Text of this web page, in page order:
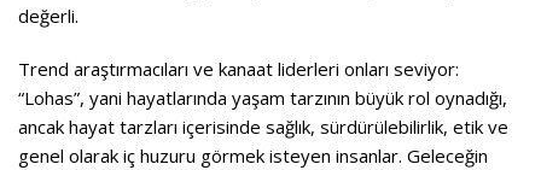
değerli.
Trend araştırmacıları ve kanaat liderleri onları seviyor:
“Lohas”, yani hayatlarında yaşam tarzının büyük rol oynadığı,
ancak hayat tarzları içerisinde sağlık, sürdürülebilirlik, etik ve
genel olarak iç huzuru görmek isteyen insanlar. Geleceğin